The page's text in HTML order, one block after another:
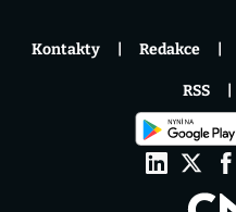
Kontakty Redakce
RSS